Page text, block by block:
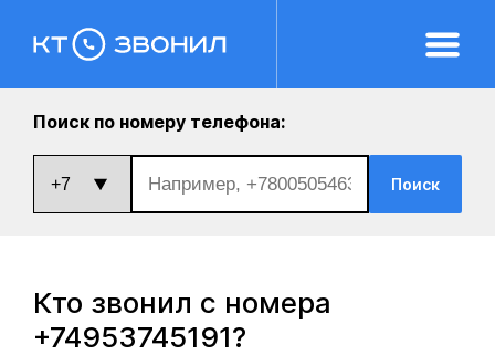
Поиск по номеру телефона:
Поиск
Кто звонил с номера
+74953745191?